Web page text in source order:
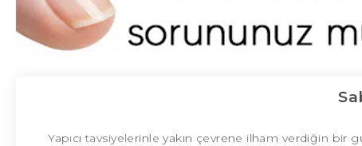
Yapıcı tavsiyelerinle yakın çevrene ilham verdiğin bir